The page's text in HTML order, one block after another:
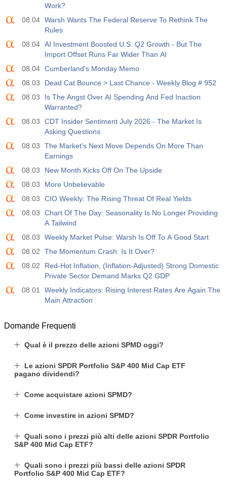
17:00
Baker Hughes US Total Rig Count
Agire
19:00
USD
$​11.44 B
$​-0.18 B
CFTC Oro Posizioni Nette Non Commerciali
Agire
Fcst
Prev
USD
CFTC Greggio Posizioni Nette Non Commerciali
Agire
Fcst
Prev
CFTC S&amp;P 500 Posizioni Nette Non Commerciali
Agire
Fcst
Prev
19:30
USD
CFTC Nasdaq 100 Posizioni Nette Non Commerciali
Agire
Fcst
Prev
4.9 K
Work?
08.04 Warsh Wants The Federal Reserve To Rethink The
Rules
08.04 AI Investment Boosted U.S. Q2 Growth - But The
Import Offset Runs Far Wider Than AI
08.04 Cumberland's Monday Memo
08.03
Dead Cat Bounce > Last Chance - Weekly Blog # 952
08.03
Is The Angst Over AI Spending And Fed Inaction
Warranted?
08.03
CDT Insider Sentiment July 2026 - The Market Is
Asking Questions
08.03
The Market's Next Move Depends On More Than
Earnings
08.03
New Month Kicks Off On The Upside
08.03
More Unbelievable
08.03
CIO Weekly: The Rising Threat Of Real Yields
08.03
Chart Of The Day: Seasonality Is No Longer Providing
A Tailwind
08.03
Weekly Market Pulse: Warsh Is Off To A Good Start
08.02
The Momentum Crash: Is It Over?
08.02
Red-Hot Inflation, (Inflation-Adjusted) Strong Domestic
Private Sector Demand Marks Q2 GDP
08.01
Weekly Indicators: Rising Interest Rates Are Again The
Main Attraction
Domande Frequenti
Qual è il prezzo delle azioni SPMD oggi?
Le azioni SPDR Portfolio S&P 400 Mid Cap ETF
pagano dividendi?
Come acquistare azioni SPMD?
Come investire in azioni SPMD?
Quali sono i prezzi più alti delle azioni SPDR Portfolio
S&P 400 Mid Cap ETF?
Quali sono i prezzi più bassi delle azioni SPDR
Portfolio S&P 400 Mid Cap ETF?